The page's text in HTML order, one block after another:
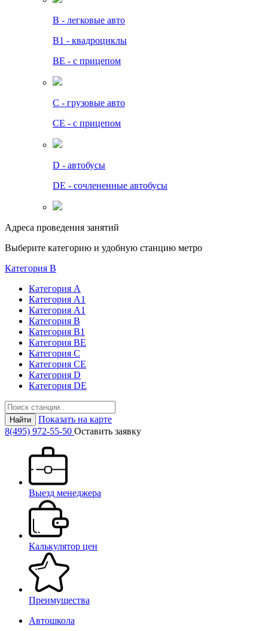
B - легковые авто
В1 - квадроциклы
BE - с прицепом
C - грузовые авто
СЕ - с прицепом
D - автобусы
DE - сочлененные автобусы
Адреса проведения занятий
Выберите категорию и удобную станцию метро
Категория B
Категория А
Категория А1
Категория А1
Категория В
Категория В1
Категория BE
Категория С
Категория СЕ
Категория D
Категория DE
Найти
Показать на карте
8(495) 972-55-50 Оставить заявку
Выезд менеджера
Калькулятор цен
Преимущества
Автошкола